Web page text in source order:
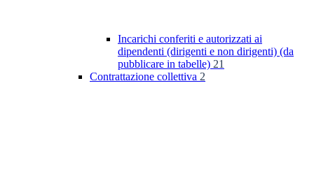
Incarichi conferiti e autorizzati ai
dipendenti (dirigenti e non dirigenti) (da
pubblicare in tabelle) 21
Contrattazione collettiva 2